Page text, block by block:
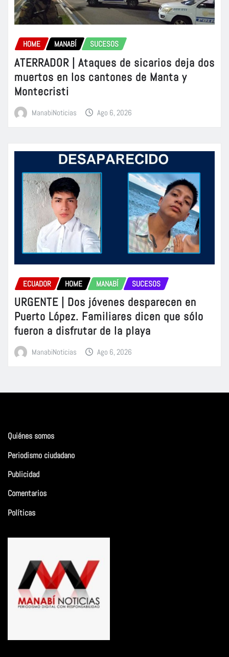
HOME MANABÍ SUCESOS
ATERRADOR | Ataques de sicarios deja dos
muertos en los cantones de Manta y
Montecristi
ManabiNoticias Ago 6, 2026
ECUADOR HOME MANABÍ SUCESOS
URGENTE | Dos jóvenes desparecen en
Puerto López. Familiares dicen que sólo
fueron a disfrutar de la playa
ManabiNoticias Ago 6, 2026
Quiénes somos
Periodismo ciudadano
Publicidad
Comentarios
Políticas